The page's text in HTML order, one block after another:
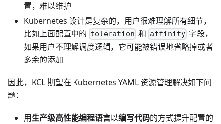
置，难以维护
Kubernetes 设计是复杂的，用户很难理解所有细节，
比如上面配置中的 toleration 和 affinity字段，
如果用户不理解调度逻辑，它可能被错误地省略掉或者
多余的添加
因此，KCL 期望在 Kubernetes YAML 资源管理解决如下问
题：
用生产级高性能编程语言以编写代码的方式提升配置的